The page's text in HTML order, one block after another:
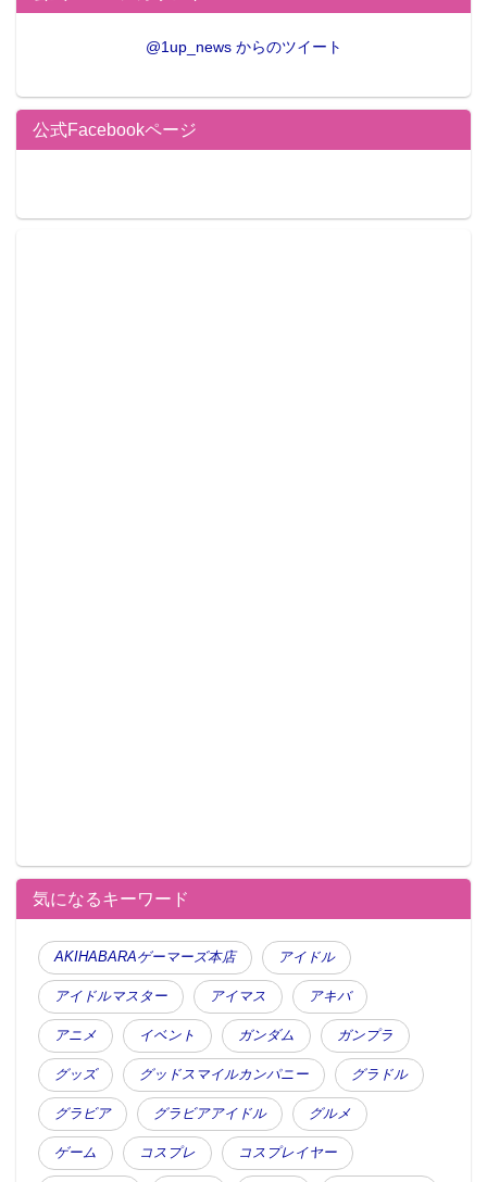
@1up_news からのツイート
公式Facebookページ
気になるキーワード
AKIHABARAゲーマーズ本店 アイドル
アイドルマスター アイマス アキバ
アニメ イベント ガンダム ガンプラ
グッズ グッドスマイルカンパニー グラドル
グラビア グラビアアイドル グルメ
ゲーム コスプレ コスプレイヤー